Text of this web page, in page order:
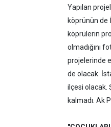
Yapılan
köprünün de
köprülerin
olmadığını
projelerinde
de olacak.
ilçesi olacak.
kalmadı. Ak